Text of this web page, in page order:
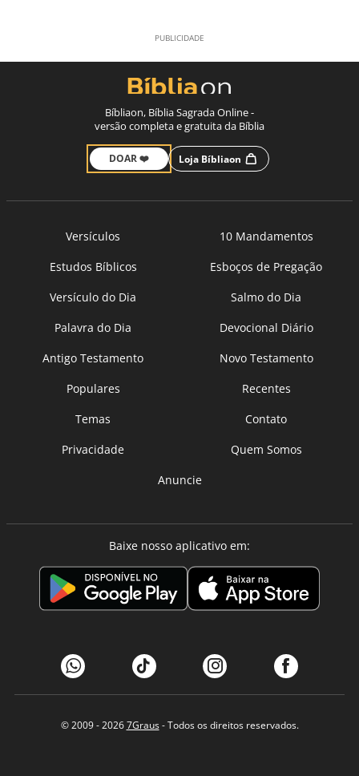
Bíbliaon, Bíblia Sagrada Online -
versão completa e gratuita da Bíblia
DOAR ❤️ Loja Bíbliaon
Versículos
10 Mandamentos
Estudos Bíblicos
Esboços de Pregação
Versículo do Dia
Salmo do Dia
Palavra do Dia
Devocional Diário
Antigo Testamento
Novo Testamento
Populares
Recentes
Temas
Contato
Privacidade
Quem Somos
Anuncie
Baixe nosso aplicativo em:
© 2009 - 20267Graus- Todos os direitos reservados.